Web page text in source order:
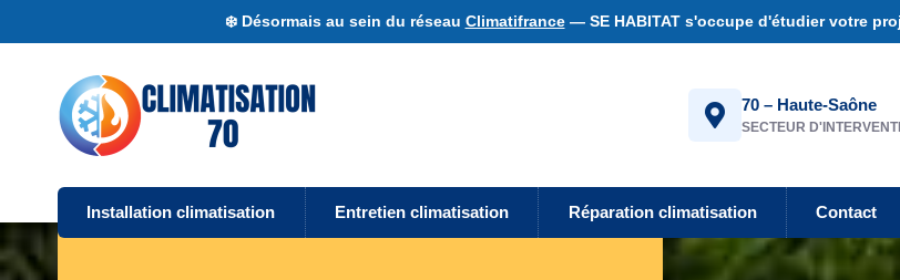
❄️ Désormais au sein du réseau Climatifrance— SE HABITAT s'occupe d'étudier votre
70 – Haute-Saône
SECTEUR
Installation climatisation Entretien climatisation Réparation climatisation Contact